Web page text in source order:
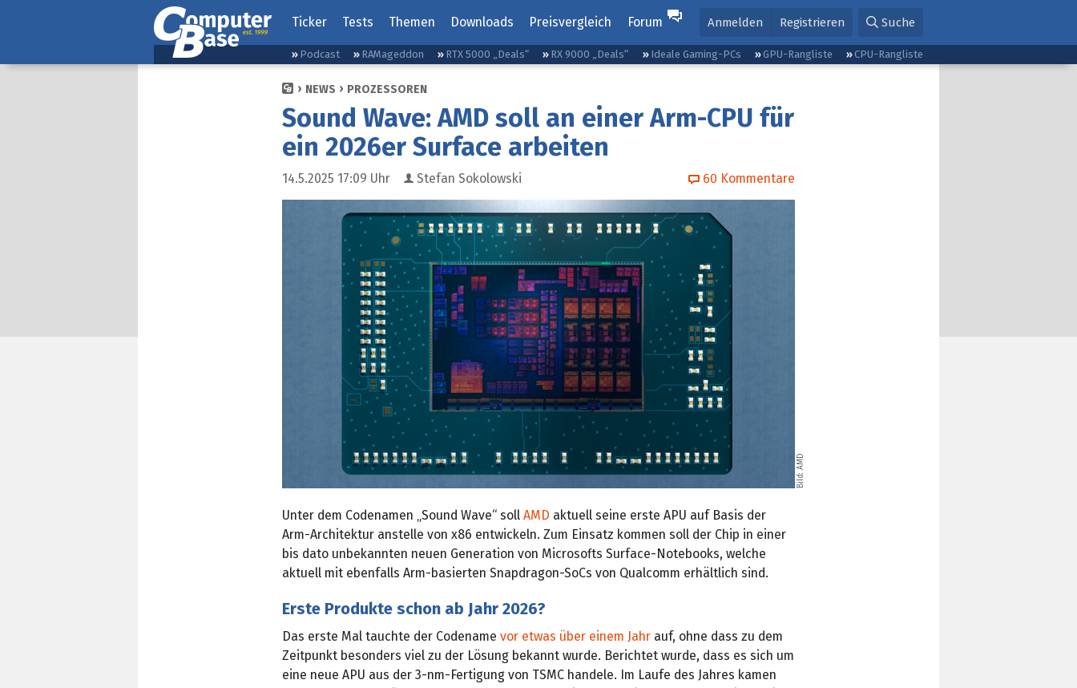
Ticker Tests Themen Downloads Preisvergleich Forum Anmelden Registrieren Suche
Podcast RAMageddon RTX 5000 „Deals“ RX 9000 „Deals“ Ideale Gaming-PCs GPU-Rangliste CPU-Rangliste
NEWS PROZESSOREN
Sound Wave: AMD soll an einer Arm-CPU für
ein 2026er Surface arbeiten
14.5.2025 17:09 Uhr Stefan Sokolowski 60 Kommentare
Bild: AMD
Unter dem Codenamen „Sound Wave“ soll AMD aktuell seine erste APU auf Basis der
Arm-Architektur anstelle von x86 entwickeln. Zum Einsatz kommen soll der Chip in einer
bis dato unbekannten neuen Generation von Microsofts Surface-Notebooks, welche
aktuell mit ebenfalls Arm-basierten Snapdragon-SoCs von Qualcomm erhältlich sind.
Erste Produkte schon ab Jahr 2026?
Das erste Mal tauchte der Codename vor etwas über einem Jahr auf, ohne dass zu dem
Zeitpunkt besonders viel zu der Lösung bekannt wurde. Berichtet wurde, dass es sich um
eine neue APU aus der 3‑nm-Fertigung von TSMC handele. Im Laufe des Jahres kamen